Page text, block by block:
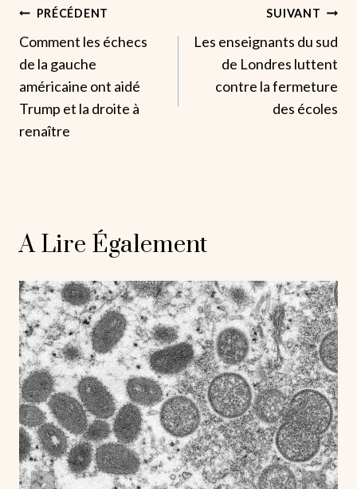
Navigation
De
L’article
PRÉCÉDENT
Comment les échecs
de la gauche
américaine ont aidé
Trump et la droite à
renaître
SUIVANT
Les enseignants du sud
de Londres luttent
contre la fermeture
des écoles
A Lire Également